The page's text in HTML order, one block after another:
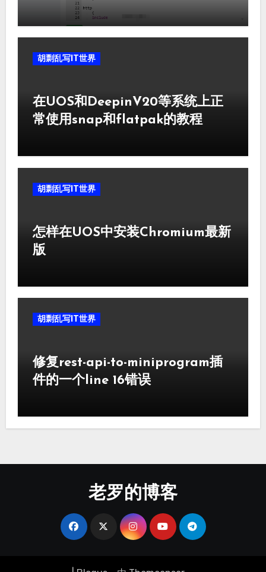
胡剽乱写IT世界
在UOS和DeepinV20等系统上正
常使用snap和flatpak的教程
胡剽乱写IT世界
怎样在UOS中安装Chromium最新
版
胡剽乱写IT世界
修复rest-api-to-miniprogram插
件的一个line 16错误
老罗的博客